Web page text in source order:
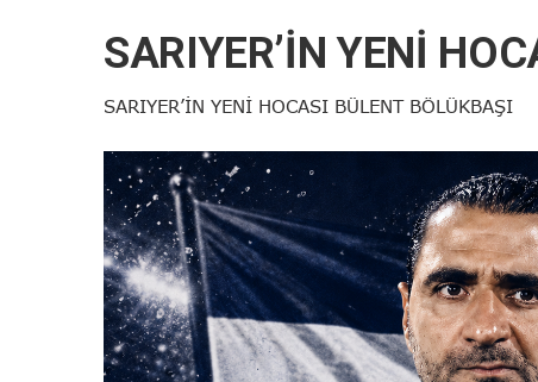
SARIYER’İN YENİ
SARIYER’İN YENİ HOCASI BÜLENT BÖLÜKBAŞI